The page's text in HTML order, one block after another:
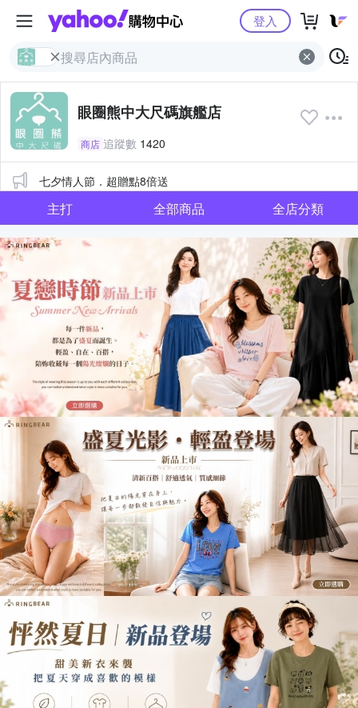
Yahoo購物中心
登入
眼圈熊中大尺碼旗艦店
商店 追蹤數 1420
公告
七夕情人節．超贈點8倍送
主打 全部商品 全店分類